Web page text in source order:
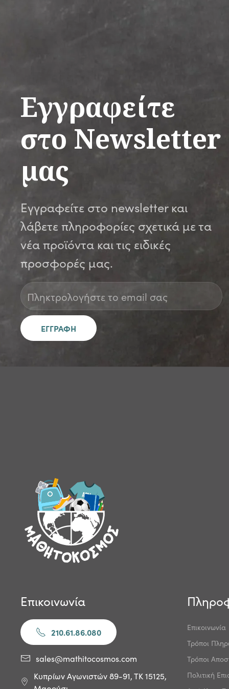
Εγγραφείτε
στο Newsletter
μας
Εγγραφείτε στο newsletter και
λάβετε πληροφορίες σχετικά με τα
νέα προϊόντα και τις ειδικές
προσφορές μας.
Επικοινωνία
210.61.86.080
sales@mathitocosmos.com
Κυπρίων Αγωνιστών 89-91, ΤΚ 15125,
Επικοινωνία
Τρόποι
Τρόποι
Πολιτική